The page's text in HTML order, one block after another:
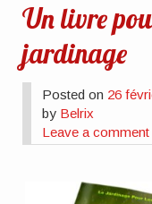
Un livre
jardinage
Posted on 26
by Belrix
Leave a comment